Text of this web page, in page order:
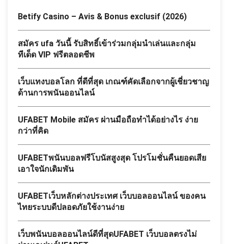
Betify Casino – Avis & Bonus exclusif (2026)
สมัคร ufa วันนี้ รับสิทธิ์เข้าร่วมกลุ่มนำเล่นและกลุ่ม
ทีเด็ด VIP ฟรีตลอดชีพ
เว็บแทงบอลโลก ที่ดีที่สุด เกณฑ์คัดเลือกจากผู้เชี่ยวชาญ
ด้านการพนันออนไลน์
UFABET Mobile สมัคร ผ่านมือถือทำได้อย่างไร ง่าย
กว่าที่คิด
UFABETพนันบอลฟรีโบนัสสูงสุด โปรโมชั่นคืนยอดเสีย
เอาใจนักเดิมพัน
UFABETเว็บหลักต่างประเทศ เว็บบอลออนไลน์ ของคน
ไทยระบบดีปลอดภัยใช้งานง่าย
เว็บพนันบอลออนไลน์ดีที่สุดUFABET เว็บบอลตรงไม่